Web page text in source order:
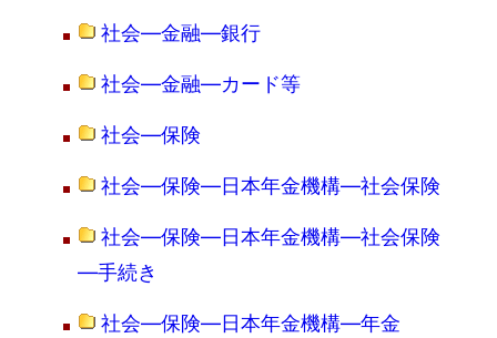
社会―金融―銀行
社会―金融―カード等
社会―保険
社会―保険―日本年金機構―社会保険
社会―保険―日本年金機構―社会保険
―手続き
社会―保険―日本年金機構―年金